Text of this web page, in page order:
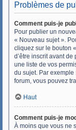
Problèmes de
Comment puis-je
Pour publier un
« Nouveau sujet ».
cliquez sur le bouton
d’être inscrit avant
une liste de vos
du sujet. Par
forum, vous pouvez
Haut
Comment puis-je
À moins que vous ne